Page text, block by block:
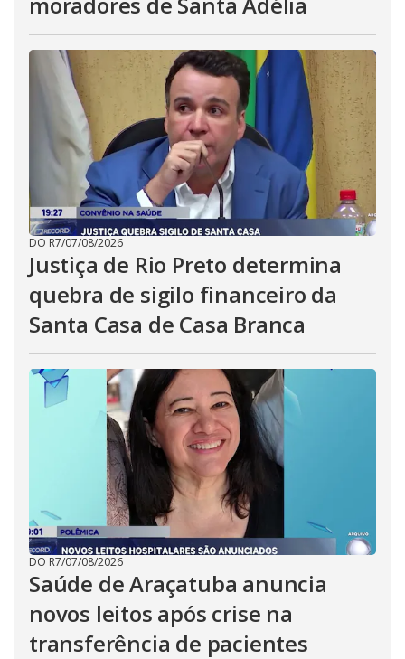
DO R7/07/08/2026
Justiça de Rio Preto determina
quebra de sigilo financeiro da
Santa Casa de Casa Branca
DO R7/07/08/2026
Saúde de Araçatuba anuncia
novos leitos após crise na
transferência de pacientes